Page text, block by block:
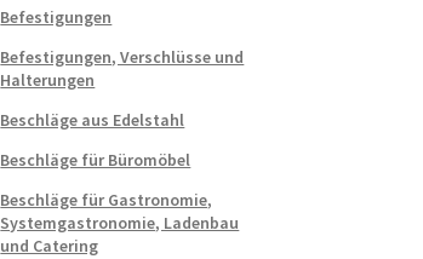
Befestigungen
Befestigungen, Verschlüsse und
Halterungen
Beschläge aus Edelstahl
Beschläge für Büromöbel
Beschläge für Gastronomie,
Systemgastronomie, Ladenbau
und Catering